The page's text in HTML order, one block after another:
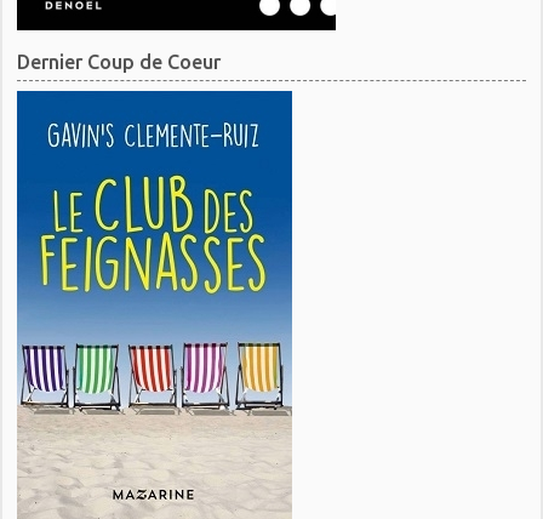
Dernier Coup de Coeur